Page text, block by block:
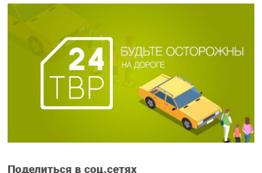
Поделиться в соц.сетях